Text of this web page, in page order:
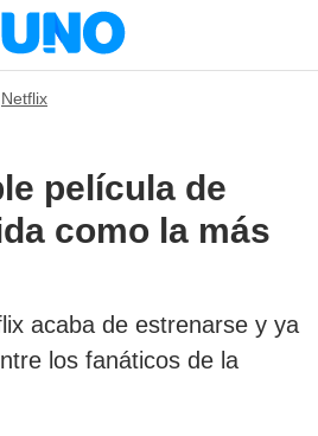
Netflix
película de
como la más
acaba de estrenarse y ya
los fanáticos de la